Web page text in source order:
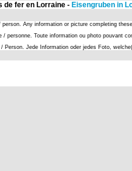
de fer en Lorraine - Eisengruben in
Any information or picture completing
/ personne. Toute information ou photo pouvant
Person. Jede Information oder jedes Foto,